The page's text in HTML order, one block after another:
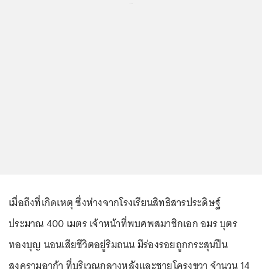
เมื่อถึงที่เกิดเหตุ ซึ่งห่างจากโรงเรียนสิทธิสารประดิษฐ์
ประมาณ 400 เมตร เจ้าหน้าที่พบศพสมาชิกเอก อมร บุตร
ทองบุญ นอนเสียชีวิตอยู่ริมถนน มีร่องรอยถูกกระสุนปืน
สงครามอาก้า ที่บริเวณกลางหลังและชายโครงขวา จำนวน 14